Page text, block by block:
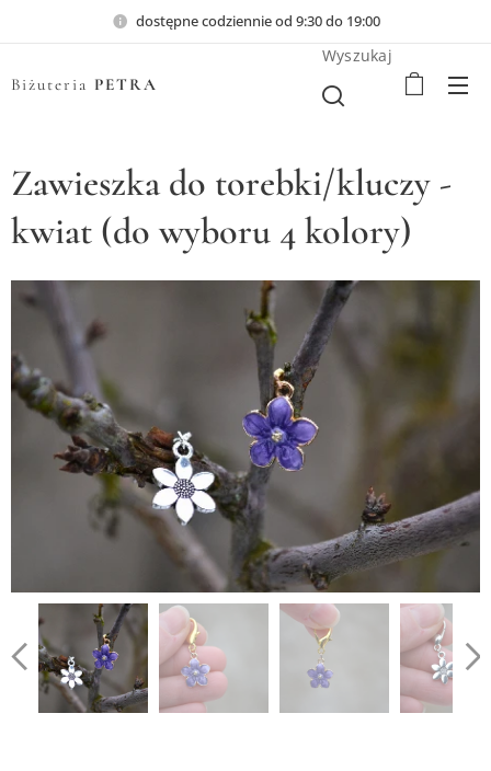
dostępne codziennie od 9:30 do 19:00
Biżuteria PETRA
Wyszukaj
Zawieszka do torebki/kluczy -
kwiat (do wyboru 4 kolory)